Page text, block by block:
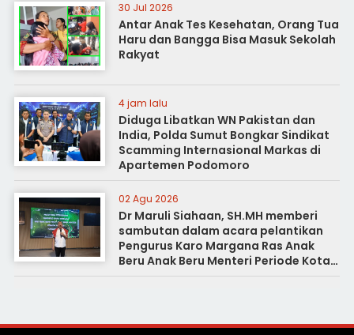
30 Jul 2026
Antar Anak Tes Kesehatan, Orang Tua
Haru dan Bangga Bisa Masuk Sekolah
Rakyat
4 jam lalu
Diduga Libatkan WN Pakistan dan
India, Polda Sumut Bongkar Sindikat
Scamming Internasional Markas di
Apartemen Podomoro
02 Agu 2026
Dr Maruli Siahaan, SH.MH memberi
sambutan dalam acara pelantikan
Pengurus Karo Margana Ras Anak
Beru Anak Beru Menteri Periode Kota
Medan